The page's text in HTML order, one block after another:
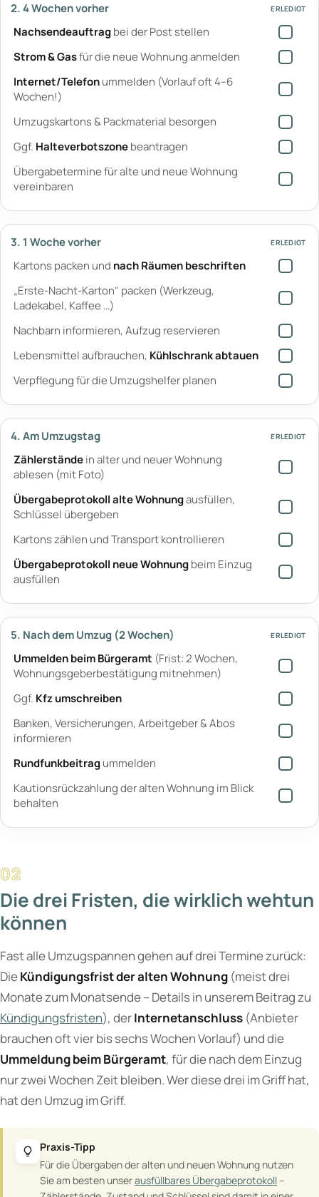
2. 4 Wochen vorher ERLEDIGT
Nachsendeauftragbei der Post stellen
Strom & Gasfür die neue Wohnung anmelden
Internet/Telefonummelden (Vorlauf oft 4–6
Wochen!)
Umzugskartons & Packmaterial besorgen
Ggf. Halteverbotszonebeantragen
Übergabetermine für alte und neue Wohnung
vereinbaren
3. 1 Woche vorher ERLEDIGT
Kartons packen und nach Räumen beschriften
„Erste-Nacht-Karton" packen (Werkzeug,
Ladekabel, Kaffee …)
Nachbarn informieren, Aufzug reservieren
Lebensmittel aufbrauchen, Kühlschrank abtauen
Verpflegung für die Umzugshelfer planen
4. Am Umzugstag ERLEDIGT
Zählerständein alter und neuer Wohnung
ablesen (mit Foto)
Übergabeprotokoll alte Wohnungausfüllen,
Schlüssel übergeben
Kartons zählen und Transport kontrollieren
Übergabeprotokoll neue Wohnungbeim Einzug
ausfüllen
5. Nach dem Umzug (2 Wochen) ERLEDIGT
Ummelden beim Bürgeramt (Frist: 2 Wochen,
Wohnungsgeberbestätigung mitnehmen)
Ggf. Kfz umschreiben
Banken, Versicherungen, Arbeitgeber & Abos
informieren
Rundfunkbeitragummelden
Kautionsrückzahlung der alten Wohnung im Blick
behalten
Die drei Fristen, die wirklich wehtun
können
Fast alle Umzugspannen gehen auf drei Termine zurück:
DieKündigungsfrist der alten Wohnung (meist drei
Monate zum Monatsende – Details in unserem Beitrag zu
Kündigungsfristen), derInternetanschluss (Anbieter
brauchen oft vier bis sechs Wochen Vorlauf) und die
Ummeldung beim Bürgeramt, für die nach dem Einzug
nur zwei Wochen Zeit bleiben. Wer diese drei im Griff hat,
hat den Umzug im Griff.
Praxis-Tipp
Für die Übergaben der alten und neuen Wohnung nutzen
Sie am besten unserausfüllbares Übergabeprotokoll –